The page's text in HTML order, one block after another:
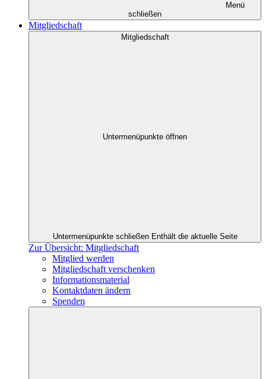
Menü
schließen
Mitgliedschaft
Mitgliedschaft
Untermenüpunkte öffnen
Untermenüpunkte schließen Enthält die aktuelle Seite
Zur Übersicht: Mitgliedschaft
Mitglied werden
Mitgliedschaft verschenken
Informationsmaterial
Kontaktdaten ändern
Spenden